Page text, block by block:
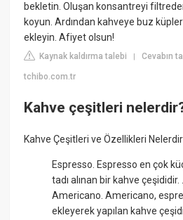
bekletin. Oluşan konsantreyi
koyun. Ardından kahveye buz
ekleyin. Afiyet olsun!
Kaynak kaldırma talebi |Cevabın
tchibo.com.tr
Kahve çeşitleri
Kahve Çeşitleri ve Özellikleri
Espresso. Espresso en çok
tadı alınan bir kahve çeşididir. ...
Americano. Americano,
ekleyerek yapılan kahve